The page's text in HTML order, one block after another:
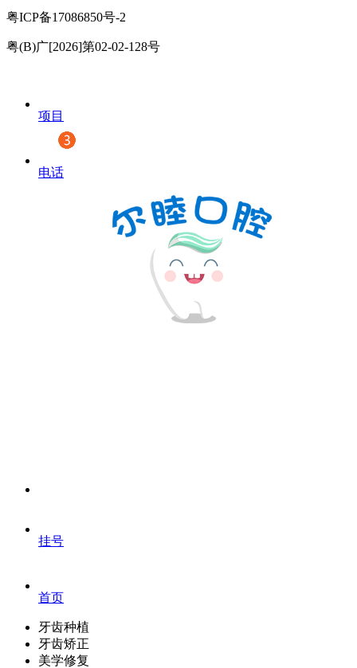
粤ICP备17086850号-2
粤(B)广[2026]第02-02-128号
项目
电话
挂号
首页
牙齿种植
牙齿矫正
美学修复